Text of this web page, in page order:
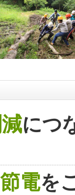
につ
節電を